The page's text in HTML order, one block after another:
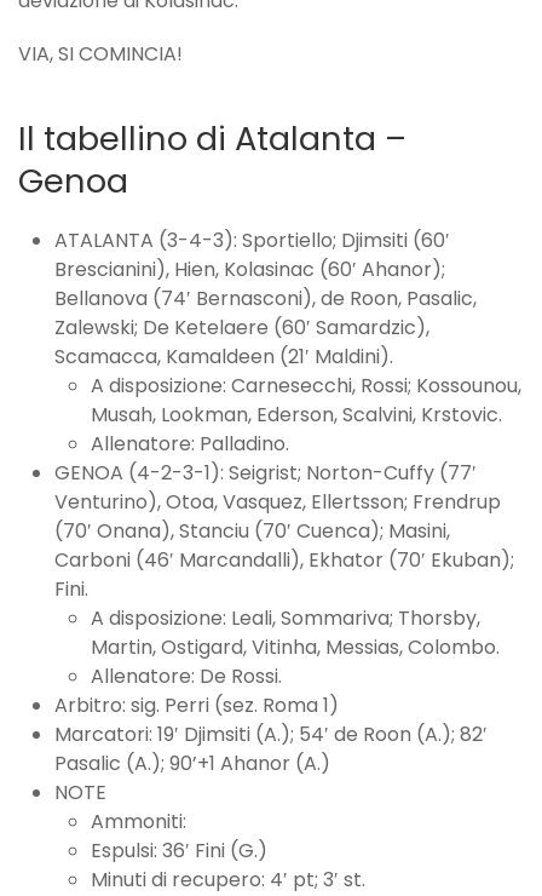
VIA, SI COMINCIA!
Il tabellino di Atalanta –
Genoa
ATALANTA (3-4-3): Sportiello; Djimsiti (60′
Brescianini), Hien, Kolasinac (60′ Ahanor);
Bellanova (74′ Bernasconi), de Roon, Pasalic,
Zalewski; De Ketelaere (60′ Samardzic),
Scamacca, Kamaldeen (21′ Maldini).
A disposizione: Carnesecchi, Rossi; Kossounou,
Musah, Lookman, Ederson, Scalvini, Krstovic.
Allenatore: Palladino.
GENOA (4-2-3-1): Seigrist; Norton-Cuffy (77′
Venturino), Otoa, Vasquez, Ellertsson; Frendrup
(70′ Onana), Stanciu (70′ Cuenca); Masini,
Carboni (46′ Marcandalli), Ekhator (70′ Ekuban);
Fini.
A disposizione: Leali, Sommariva; Thorsby,
Martin, Ostigard, Vitinha, Messias, Colombo.
Allenatore: De Rossi.
Arbitro: sig. Perri (sez. Roma 1)
Marcatori: 19′ Djimsiti (A.); 54′ de Roon (A.); 82′
Pasalic (A.); 90’+1 Ahanor (A.)
NOTE
Ammoniti:
Espulsi: 36′ Fini (G.)
Minuti di recupero: 4′ pt; 3′ st.